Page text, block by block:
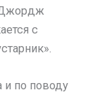
Джордж
с
по поводу